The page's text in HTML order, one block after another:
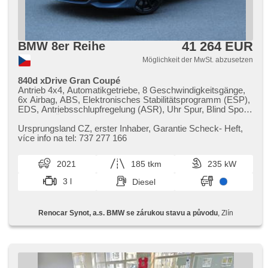
BMW 8er Reihe 41 264 EUR
Möglichkeit der MwSt. abzusetzen
840d xDrive Gran Coupé
Antrieb 4x4, Automatikgetriebe, 8 Geschwindigkeitsgänge,
6x Airbag, ABS, Elektronisches Stabilitätsprogramm (ESP),
EDS, Antriebsschlupfregelung (ASR), Uhr Spur, Blind Spot
automatisch im Berg bremsen , Fahrgestell
Steifheitsregelung, Servolenkung, 4-Zonen Klimaanlage,
Schaltflutlicht, täglich Leuchten, automatické přepínání
dálkových světel, laserové světlomety, Alufelgen, erfüllt
'EURO VI', Bordcomputer, volba jízdního režimu,
elektronická ruční brzda, Navigation, head-up display,
automatikparken, bezklíčové startování, bezklíčové
odemykání, Lichtsensor, Scheibenwischersensor, autom.
Android Auto, Apple CarPlay, bezdrátová nabíječka
mobilních telefonů, Bluetooth, El. Deckel des Kofferraums,
Ursprungsland CZ,​ erster Inhaber,​ Garantie Scheck​- Heft,​
více info na tel: 737 277 166
2021 185 tkm
235 kW
3 l
Diesel
Renocar Synot, a.s. BMW se zárukou stavu a původu, Zlín